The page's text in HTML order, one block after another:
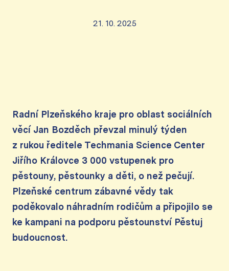
21. 10. 2025
Radní Plzeňského kraje pro oblast sociálních
věcí Jan Bozděch převzal minulý týden
z rukou ředitele Techmania Science Center
Jiřího Královce 3 000 vstupenek pro
pěstouny, pěstounky a děti, o než pečují.
Plzeňské centrum zábavné vědy tak
poděkovalo náhradním rodičům a připojilo se
ke kampani na podporu pěstounství Pěstuj
budoucnost.